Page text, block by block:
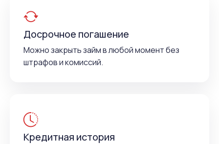
Досрочное погашение
Можно закрыть займ в любой момент без
штрафов и комиссий.
Кредитная история